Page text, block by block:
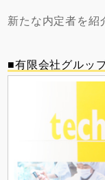
新たな内定者を紹
■有限会社グルッ